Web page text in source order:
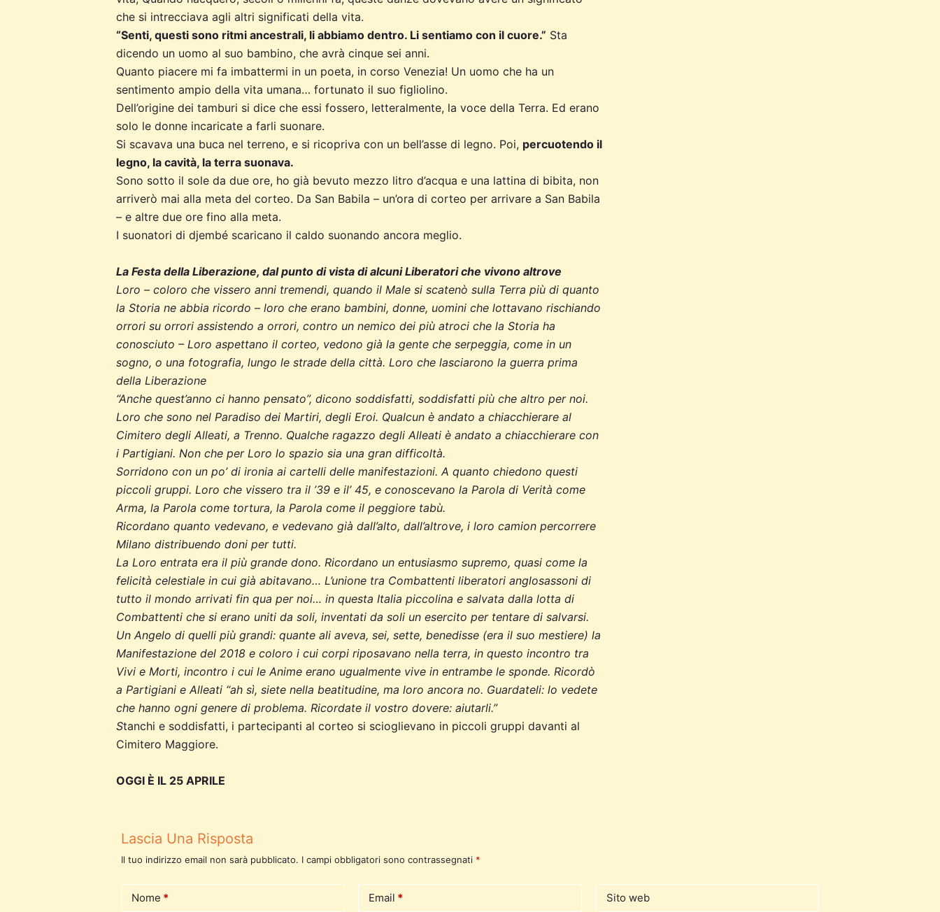
che si intrecciava agli altri significati della vita.
“Senti, questi sono ritmi ancestrali, li abbiamo dentro. Li sentiamo con il cuore.” Sta
dicendo un uomo al suo bambino, che avrà cinque sei anni.
Quanto piacere mi fa imbattermi in un poeta, in corso Venezia! Un uomo che ha un
sentimento ampio della vita umana… fortunato il suo figliolino.
Dell’origine dei tamburi si dice che essi fossero, letteralmente, la voce della Terra. Ed erano
solo le donne incaricate a farli suonare.
Si scavava una buca nel terreno, e si ricopriva con un bell’asse di legno. Poi, percuotendo il
legno, la cavità, la terra suonava.
Sono sotto il sole da due ore, ho già bevuto mezzo litro d’acqua e una lattina di bibita, non
arriverò mai alla meta del corteo. Da San Babila – un’ora di corteo per arrivare a San Babila
– e altre due ore fino alla meta.
I suonatori di djembé scaricano il caldo suonando ancora meglio.
La Festa della Liberazione, dal punto di vista di alcuni Liberatori che vivono altrove
Loro – coloro che vissero anni tremendi, quando il Male si scatenò sulla Terra più di quanto
la Storia ne abbia ricordo – loro che erano bambini, donne, uomini che lottavano rischiando
orrori su orrori assistendo a orrori, contro un nemico dei più atroci che la Storia ha
conosciuto – Loro aspettano il corteo, vedono già la gente che serpeggia, come in un
sogno, o una fotografia, lungo le strade della città. Loro che lasciarono la guerra prima
della Liberazione
“Anche quest’anno ci hanno pensato”, dicono soddisfatti, soddisfatti più che altro per noi.
Loro che sono nel Paradiso dei Martiri, degli Eroi. Qualcun è andato a chiacchierare al
Cimitero degli Alleati, a Trenno. Qualche ragazzo degli Alleati è andato a chiacchierare con
i Partigiani. Non che per Loro lo spazio sia una gran difficoltà.
Sorridono con un po’ di ironia ai cartelli delle manifestazioni. A quanto chiedono questi
piccoli gruppi. Loro che vissero tra il ’39 e il’ 45, e conoscevano la Parola di Verità come
Arma, la Parola come tortura, la Parola come il peggiore tabù.
Ricordano quanto vedevano, e vedevano già dall’alto, dall’altrove, i loro camion percorrere
Milano distribuendo doni per tutti.
La Loro entrata era il più grande dono. Ricordano un entusiasmo supremo, quasi come la
felicità celestiale in cui già abitavano… L’unione tra Combattenti liberatori anglosassoni di
tutto il mondo arrivati fin qua per noi… in questa Italia piccolina e salvata dalla lotta di
Combattenti che si erano uniti da soli, inventati da soli un esercito per tentare di salvarsi.
Un Angelo di quelli più grandi: quante ali aveva, sei, sette, benedisse (era il suo mestiere) la
Manifestazione del 2018 e coloro i cui corpi riposavano nella terra, in questo incontro tra
Vivi e Morti, incontro i cui le Anime erano ugualmente vive in entrambe le sponde. Ricordò
a Partigiani e Alleati “ah sì, siete nella beatitudine, ma loro ancora no. Guardateli: lo vedete
che hanno ogni genere di problema. Ricordate il vostro dovere: aiutarli.”
Stanchi e soddisfatti, i partecipanti al corteo si scioglievano in piccoli gruppi davanti al
Cimitero Maggiore.
OGGI È IL 25 APRILE
Lascia Una Risposta
Il tuo indirizzo email non sarà pubblicato. I campi obbligatori sono contrassegnati *
Nome * Email * Sito web